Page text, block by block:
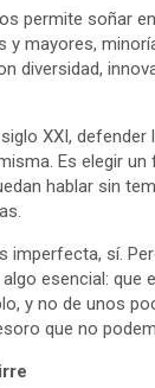
permite soñar
y mayores,
diversidad,
XXI, defender
Es elegir un
hablar sin
imperfecta, sí.
esencial: que
y no de unos
que no